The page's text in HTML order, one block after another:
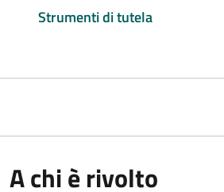
Strumenti di tutela
A chi è rivolto